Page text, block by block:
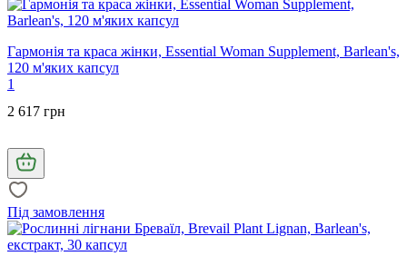
Гармонія та краса жінки, Essential Woman Supplement, Barlean's,
120 м'яких капсул
1
2 617 грн
Під замовлення